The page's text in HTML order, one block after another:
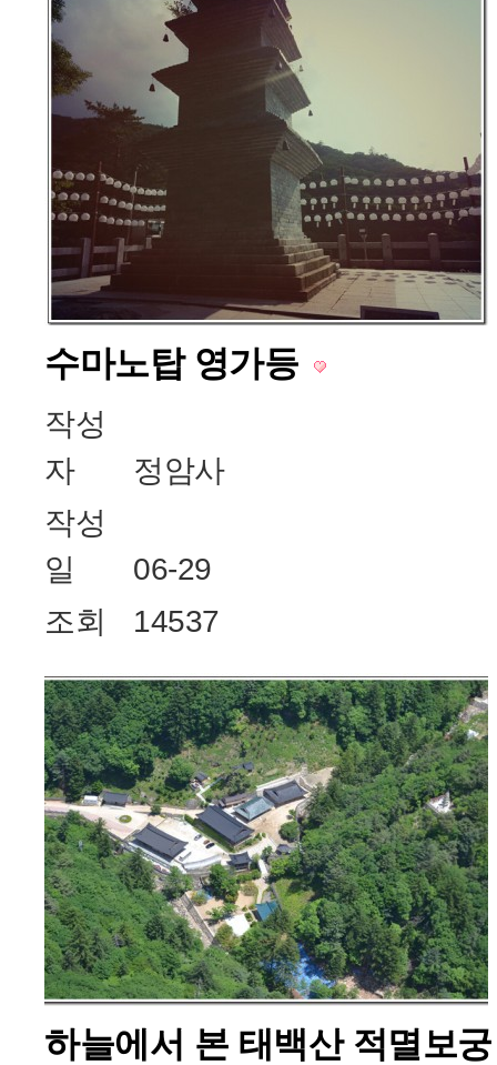
수마노탑 영가등
작성
자
정암사
작성
일
06-29
조회
14537
하늘에서 본 태백산 적멸보